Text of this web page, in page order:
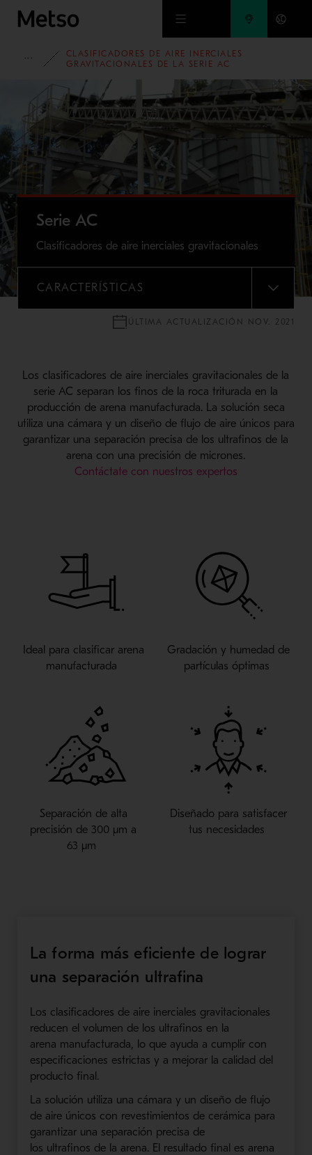
Ir al contenido principal
PORTAFOLIO
CLASIFICADORES DE AIRE INERCIALES
GRAVITACIONALES DE LA SERIE AC
Serie AC
Clasificadores de aire inerciales gravitacionales
CARACTERÍSTICAS
MENU
ÚLTIMA ACTUALIZACIÓN NOV. 2021
Los clasificadores de aire inerciales gravitacionales de la
serie AC separan los finos de la roca triturada en la
producción de arena manufacturada. La solución seca
utiliza una cámara y un diseño de flujo de aire únicos para
garantizar una separación precisa de los ultrafinos de la
arena con una precisión de micrones.
Contáctate con nuestros expertos
Ideal para clasificar arena
manufacturada
Gradación y humedad de
partículas óptimas
Separación de alta
precisión de 300 μm a
63 μm
Diseñado para satisfacer
tus necesidades
La forma más eficiente de lograr
una separación ultrafina
Los clasificadores de aire inercia les gravitacional es
reducen el volumen de los ultrafinos en la
arena manufacturada, lo que ayuda a cumplir con
especificaciones estrictas y a mejorar la calidad del
producto final.
La solución utiliza una cámara y un diseño de flujo
de aire únicos con revestimientos de cerámica para
garantizar una separación precisa de
los ultrafinos de la arena. El resultado final es arena